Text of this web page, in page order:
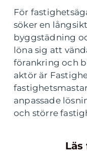
För
söker en
byggstädning
löna sig att
förankring och
aktör är
anpassade
och större